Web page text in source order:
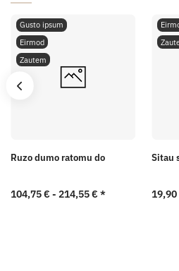
Gusto ipsum
Eirmod
Zautem
Ruzo dumo ratomu do
104,75 € - 214,55 € *
Sitau
19,90